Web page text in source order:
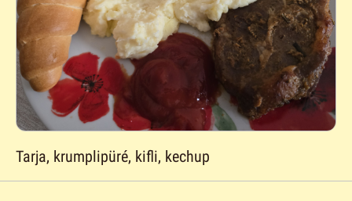
Tarja, krumplipüré, kifli, kechup